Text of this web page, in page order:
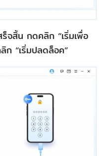
ร็จสิ้น กดคลิก “เริ่มเพื่อ
ก “เริ่มปลดล็อค”